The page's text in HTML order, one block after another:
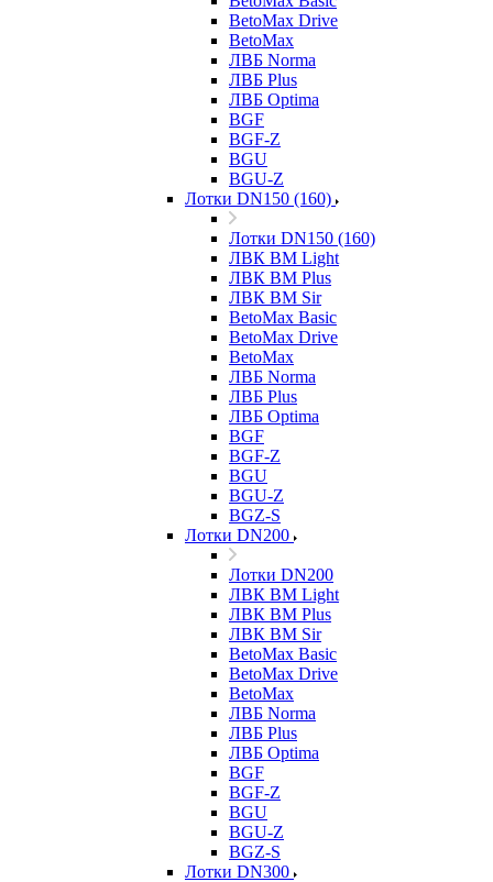
BetoMax Drive
BetoMax
ЛВБ Norma
ЛВБ Plus
ЛВБ Optima
BGF
BGF-Z
BGU
BGU-Z
Лотки DN150 (160)
Лотки DN150 (160)
ЛВК ВМ Light
ЛВК ВМ Plus
ЛВК ВМ Sir
BetoMax Basic
BetoMax Drive
BetoMax
ЛВБ Norma
ЛВБ Plus
ЛВБ Optima
BGF
BGF-Z
BGU
BGU-Z
BGZ-S
Лотки DN200
Лотки DN200
ЛВК ВМ Light
ЛВК ВМ Plus
ЛВК ВМ Sir
BetoMax Basic
BetoMax Drive
BetoMax
ЛВБ Norma
ЛВБ Plus
ЛВБ Optima
BGF
BGF-Z
BGU
BGU-Z
BGZ-S
Лотки DN300